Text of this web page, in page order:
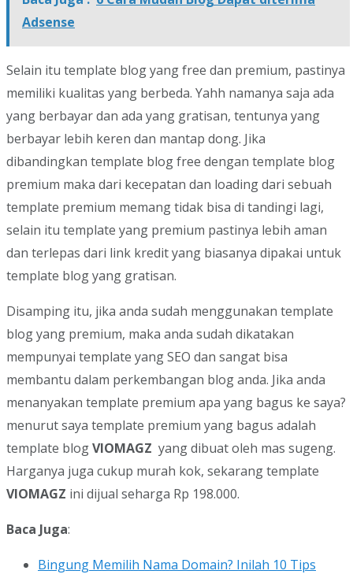
Adsense
Selain itu template blog yang free dan premium, pastinya
memiliki kualitas yang berbeda. Yahh namanya saja ada
yang berbayar dan ada yang gratisan, tentunya yang
berbayar lebih keren dan mantap dong. Jika
dibandingkan template blog free dengan template blog
premium maka dari kecepatan dan loading dari sebuah
template premium memang tidak bisa di tandingi lagi,
selain itu template yang premium pastinya lebih aman
dan terlepas dari link kredit yang biasanya dipakai untuk
template blog yang gratisan.
Disamping itu, jika anda sudah menggunakan template
blog yang premium, maka anda sudah dikatakan
mempunyai template yang SEO dan sangat bisa
membantu dalam perkembangan blog anda. Jika anda
menanyakan template premium apa yang bagus ke saya?
menurut saya template premium yang bagus adalah
template blogVIOMAGZ yang dibuat oleh mas sugeng.
Harganya juga cukup murah kok, sekarang template
VIOMAGZ ini dijual seharga Rp 198.000.
Baca Juga:
Bingung Memilih Nama Domain? Inilah 10 Tips